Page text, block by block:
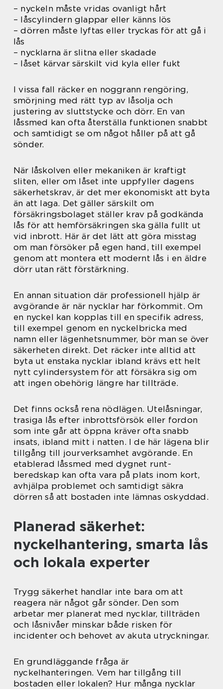
– nyckeln måste vridas ovanligt hårt
– låscylindern glappar eller känns lös
– dörren måste lyftas eller tryckas för att gå i
lås
– nycklarna är slitna eller skadade
– låset kärvar särskilt vid kyla eller fukt
I vissa fall räcker en noggrann rengöring,
smörjning med rätt typ av låsolja och
justering av sluttstycke och dörr. En van
låssmed kan ofta återställa funktionen snabbt
och samtidigt se om något håller på att gå
sönder.
När låskolven eller mekaniken är kraftigt
sliten, eller om låset inte uppfyller dagens
säkerhetskrav, är det mer ekonomiskt att byta
än att laga. Det gäller särskilt om
försäkringsbolaget ställer krav på godkända
lås för att hemförsäkringen ska gälla fullt ut
vid inbrott. Här är det lätt att göra misstag
om man försöker på egen hand, till exempel
genom att montera ett modernt lås i en äldre
dörr utan rätt förstärkning.
En annan situation där professionell hjälp är
avgörande är när nycklar har förkommit. Om
en nyckel kan kopplas till en specifik adress,
till exempel genom en nyckelbricka med
namn eller lägenhetsnummer, bör man se över
säkerheten direkt. Det räcker inte alltid att
byta ut enstaka nycklar ibland krävs ett helt
nytt cylindersystem för att försäkra sig om
att ingen obehörig längre har tillträde.
Det finns också rena nödlägen. Utelåsningar,
trasiga lås efter inbrottsförsök eller fordon
som inte går att öppna kräver ofta snabb
insats, ibland mitt i natten. I de här lägena blir
tillgång till jourverksamhet avgörande. En
etablerad låssmed med dygnet runt-
beredskap kan ofta vara på plats inom kort,
avhjälpa problemet och samtidigt säkra
dörren så att bostaden inte lämnas oskyddad.
Planerad säkerhet:
nyckelhantering, smarta lås
och lokala experter
Trygg säkerhet handlar inte bara om att
reagera när något går sönder. Den som
arbetar mer planerat med nycklar, tillträden
och låsnivåer minskar både risken för
incidenter och behovet av akuta utryckningar.
En grundläggande fråga är
nyckelhanteringen. Vem har tillgång till
bostaden eller lokalen? Hur många nycklar